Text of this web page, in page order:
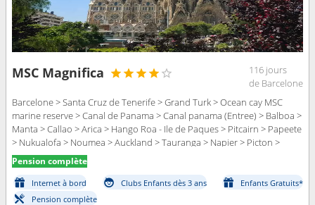
MSC Magnifica
116 jours
de Barcelone
Barcelone > Santa Cruz de Tenerife > Grand Turk > Ocean cay MSC
marine reserve > Canal de Panama > Canal panama (Entree) > Balboa >
Manta > Callao > Arica > Hango Roa - Ile de Paques > Pitcairn > Papeete
> Nukualofa > Noumea > Auckland > Tauranga > Napier > Picton >
Wellington > Sydney > Cairns > Lombok > Benoa > Ho Chi Minh-Ville >
Baie d Halong > Chan May > Laem Chabang > Sihanoukville >
Singapour > Port Klang > Colombo > Cochin > Bombay > Dubai >
Mascate > Aqaba > Canal de suez (sortie) > Canal de Suez > Alexandrie
Pension complète
Internet à bord Clubs Enfants dès 3 ans
Enfants Gratuits*
Pension complète